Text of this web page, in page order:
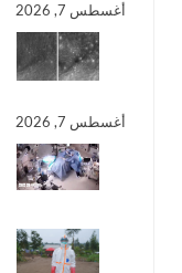
أغسطس 7, 2026
أغسطس 7, 2026